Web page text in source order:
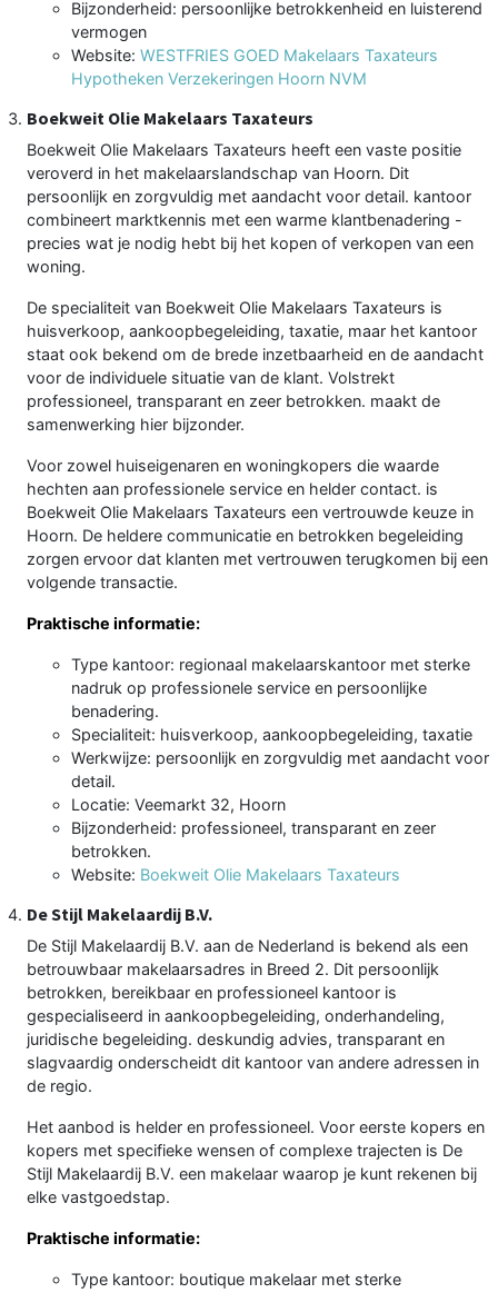
Bijzonderheid: persoonlijke betrokkenheid en luisterend
vermogen
Website: WESTFRIES GOED Makelaars Taxateurs
Hypotheken Verzekeringen Hoorn NVM
Boekweit Olie Makelaars Taxateurs
Boekweit Olie Makelaars Taxateurs heeft een vaste positie
veroverd in het makelaarslandschap van Hoorn. Dit
persoonlijk en zorgvuldig met aandacht voor detail. kantoor
combineert marktkennis met een warme klantbenadering -
precies wat je nodig hebt bij het kopen of verkopen van een
woning.
De specialiteit van Boekweit Olie Makelaars Taxateurs is
huisverkoop, aankoopbegeleiding, taxatie, maar het kantoor
staat ook bekend om de brede inzetbaarheid en de aandacht
voor de individuele situatie van de klant. Volstrekt
professioneel, transparant en zeer betrokken. maakt de
samenwerking hier bijzonder.
Voor zowel huiseigenaren en woningkopers die waarde
hechten aan professionele service en helder contact. is
Boekweit Olie Makelaars Taxateurs een vertrouwde keuze in
Hoorn. De heldere communicatie en betrokken begeleiding
zorgen ervoor dat klanten met vertrouwen terugkomen bij een
volgende transactie.
Praktische informatie:
Type kantoor: regionaal makelaarskantoor met sterke
nadruk op professionele service en persoonlijke
benadering.
Specialiteit: huisverkoop, aankoopbegeleiding, taxatie
Werkwijze: persoonlijk en zorgvuldig met aandacht voor
detail.
Locatie: Veemarkt 32, Hoorn
Bijzonderheid: professioneel, transparant en zeer
betrokken.
Website: Boekweit Olie Makelaars Taxateurs
De Stijl Makelaardij B.V.
De Stijl Makelaardij B.V. aan de Nederland is bekend als een
betrouwbaar makelaarsadres in Breed 2. Dit persoonlijk
betrokken, bereikbaar en professioneel kantoor is
gespecialiseerd in aankoopbegeleiding, onderhandeling,
juridische begeleiding. deskundig advies, transparant en
slagvaardig onderscheidt dit kantoor van andere adressen in
de regio.
Het aanbod is helder en professioneel. Voor eerste kopers en
kopers met specifieke wensen of complexe trajecten is De
Stijl Makelaardij B.V. een makelaar waarop je kunt rekenen bij
elke vastgoedstap.
Praktische informatie:
Type kantoor: boutique makelaar met sterke